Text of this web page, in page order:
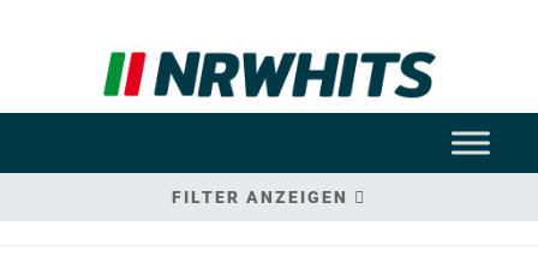
FILTER ANZEIGEN